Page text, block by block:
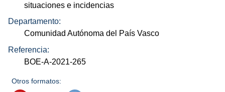
situaciones e incidencias
Departamento:
Comunidad Autónoma del País Vasco
Referencia:
BOE-A-2021-265
Otros formatos: